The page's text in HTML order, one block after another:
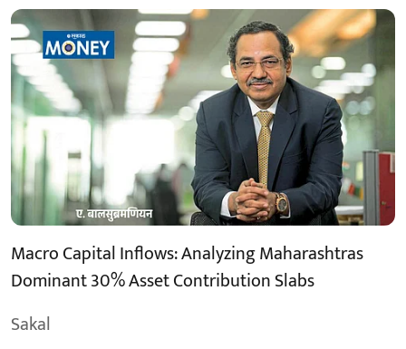
Macro Capital Inflows: Analyzing Maharashtras
Dominant 30% Asset Contribution Slabs
Sakal